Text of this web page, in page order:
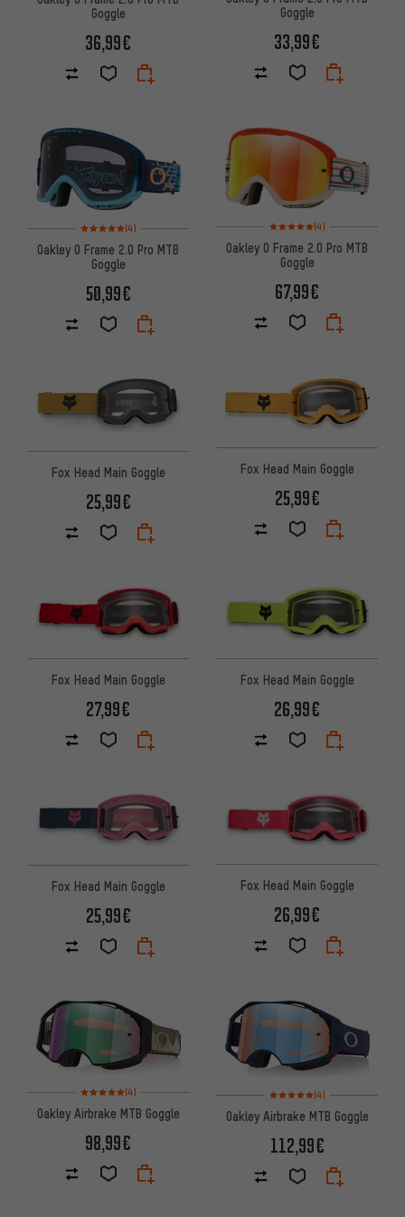
Goggle
36,99€
Goggle
33,99€
Bewertungen: 5 von 5 basierend auf 4 Bewertungen
(4)
Oakley O Frame 2.0 Pro MTB
Goggle
50,99€
Bewertungen: 5 von 5
(4)
Oakley O Frame 2.0 Pro MTB
Goggle
67,99€
Fox Head Main Goggle
25,99€
Fox Head Main Goggle
25,99€
Fox Head Main Goggle
27,99€
Fox Head Main Goggle
26,99€
Fox Head Main Goggle
25,99€
Fox Head Main Goggle
26,99€
Bewertungen: 5 von 5 basierend auf 4 Bewertungen
(4)
Oakley Airbrake MTB Goggle
98,99€
Bewertungen: 5 von 5
(4)
Oakley Airbrake MTB Goggle
112,99€